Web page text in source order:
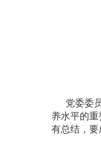
党委委
养水平的
有总结，要